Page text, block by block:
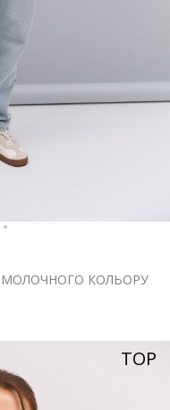
МОЛОЧНОГО КОЛЬОРУ
TOP